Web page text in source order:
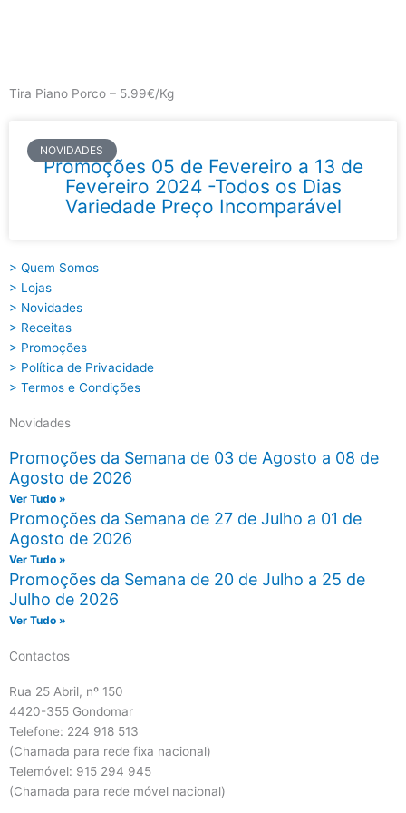
Tira Piano Porco – 5.99€/Kg
NOVIDADES
Promoções 05 de Fevereiro a 13 de
Fevereiro 2024 -Todos os Dias
Variedade Preço Incomparável
> Quem Somos
> Lojas
> Novidades
> Receitas
> Promoções
> Política de Privacidade
> Termos e Condições
Novidades
Promoções da Semana de 03 de Agosto a 08 de
Agosto de 2026
Ver Tudo »
Promoções da Semana de 27 de Julho a 01 de
Agosto de 2026
Ver Tudo »
Promoções da Semana de 20 de Julho a 25 de
Julho de 2026
Ver Tudo »
Contactos
Rua 25 Abril, nº 150
4420-355 Gondomar
Telefone: 224 918 513
(Chamada para rede fixa nacional)
Telemóvel: 915 294 945
(Chamada para rede móvel nacional)